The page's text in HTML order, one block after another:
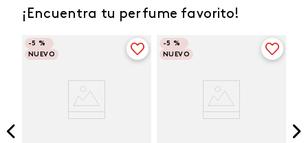
¡Encuentra tu perfume favorito!
-5 %
NUEVO
-5 %
NUEVO